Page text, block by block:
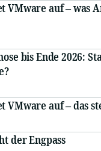
VMware auf – was
bis Ende 2026:
VMware auf – das
der Engpass